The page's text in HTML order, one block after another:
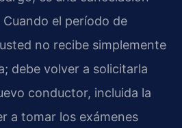
el período de
no recibe simplemente
debe volver a solicitarla
conductor, incluida la
a tomar los exámenes